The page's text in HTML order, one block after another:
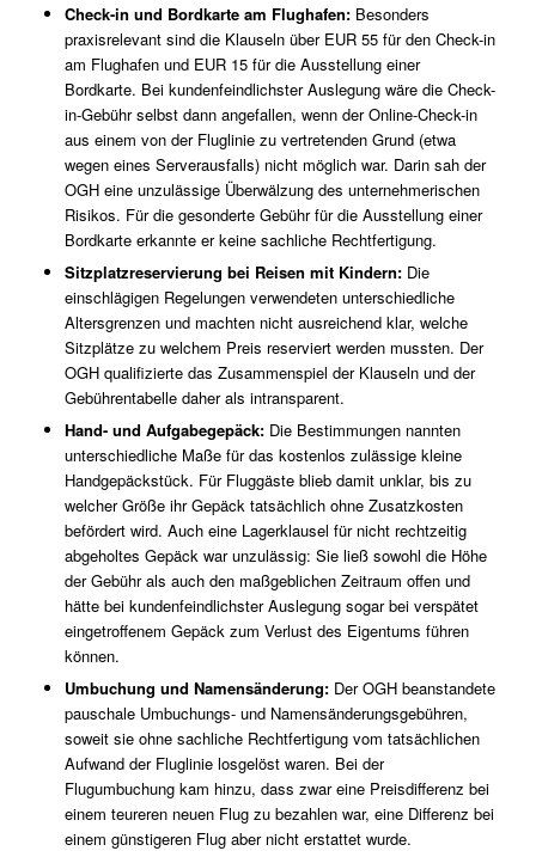
Check-in und Bordkarte am Flughafen: Besonders
praxisrelevant sind die Klauseln über EUR 55 für den Check-in
am Flughafen und EUR 15 für die Ausstellung einer
Bordkarte. Bei kundenfeindlichster Auslegung wäre die Check-
in-Gebühr selbst dann angefallen, wenn der Online-Check-in
aus einem von der Fluglinie zu vertretenden Grund (etwa
wegen eines Serverausfalls) nicht möglich war. Darin sah der
OGH eine unzulässige Überwälzung des unternehmerischen
Risikos. Für die gesonderte Gebühr für die Ausstellung einer
Bordkarte erkannte er keine sachliche Rechtfertigung.
Sitzplatzreservierung bei Reisen mit Kindern: Die
einschlägigen Regelungen verwendeten unterschiedliche
Altersgrenzen und machten nicht ausreichend klar, welche
Sitzplätze zu welchem Preis reserviert werden mussten. Der
OGH qualifizierte das Zusammenspiel der Klauseln und der
Gebührentabelle daher als intransparent.
Hand- und Aufgabegepäck: Die Bestimmungen nannten
unterschiedliche Maße für das kostenlos zulässige kleine
Handgepäckstück. Für Fluggäste blieb damit unklar, bis zu
welcher Größe ihr Gepäck tatsächlich ohne Zusatzkosten
befördert wird. Auch eine Lagerklausel für nicht rechtzeitig
abgeholtes Gepäck war unzulässig: Sie ließ sowohl die Höhe
der Gebühr als auch den maßgeblichen Zeitraum offen und
hätte bei kundenfeindlichster Auslegung sogar bei verspätet
eingetroffenem Gepäck zum Verlust des Eigentums führen
können.
Umbuchung und Namensänderung: Der OGH beanstandete
pauschale Umbuchungs- und Namensänderungsgebühren,
soweit sie ohne sachliche Rechtfertigung vom tatsächlichen
Aufwand der Fluglinie losgelöst waren. Bei der
Flugumbuchung kam hinzu, dass zwar eine Preisdifferenz bei
einem teureren neuen Flug zu bezahlen war, eine Differenz bei
einem günstigeren Flug aber nicht erstattet wurde.